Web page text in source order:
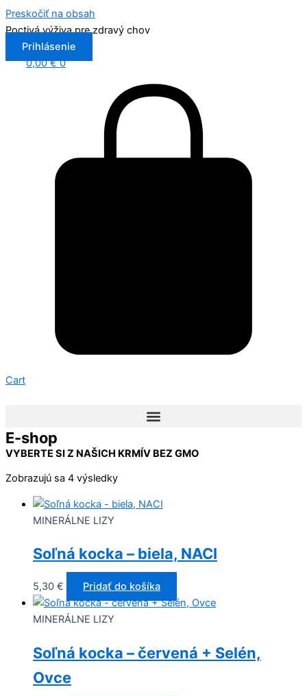
Preskočiť na obsah
Poctivá výživa pre zdravý chov
Prihlásenie
0,00€ 0
Cart
E-shop
VYBERTE SI Z NAŠICH KRMÍV BEZ GMO
Zobrazujú sa 4 výsledky
MINERÁLNE LIZY
Soľná kocka – biela, NACI
5,30 € Pridať do košíka
MINERÁLNE LIZY
Soľná kocka – červená + Selén,
Ovce